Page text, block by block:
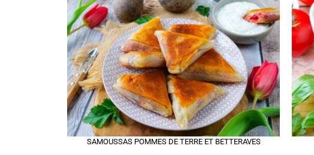
SAMOUSSAS POMMES DE TERRE ET BETTERAVES